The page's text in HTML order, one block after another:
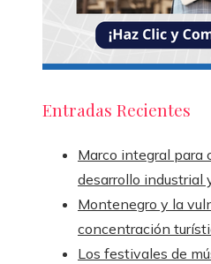
Entradas Recientes
Marco integral para
desarrollo industrial
Montenegro y la
concentración
Los festivales de